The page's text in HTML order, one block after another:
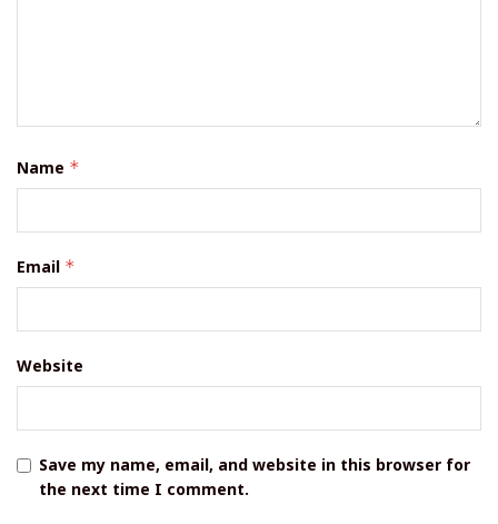
Name *
Email *
Website
Save my name, email, and website in this browser for
the next time I comment.